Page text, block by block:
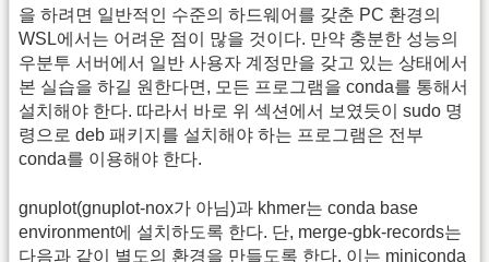
을 하려면 일반적인 수준의 하드웨어를 갖춘 PC 환경의
WSL에서는 어려운 점이 많을 것이다. 만약 충분한 성능의
우분투 서버에서 일반 사용자 계정만을 갖고 있는 상태에서
본 실습을 하길 원한다면, 모든 프로그램을 conda를 통해서
설치해야 한다. 따라서 바로 위 섹션에서 보였듯이 sudo 명
령으로 deb 패키지를 설치해야 하는 프로그램은 전부
conda를 이용해야 한다.
gnuplot(gnuplot-nox가 아님)과 khmer는 conda base
environment에 설치하도록 한다. 단, merge-gbk-records는
다음과 같이 별도의 환경을 만들도록 한다. 이는 miniconda